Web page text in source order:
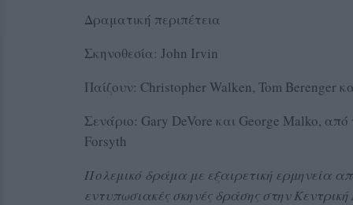
Δραματική περιπέτεια
Σκηνοθεσία: John Irvin
Παίζουν: Christopher Walken, Tom Berenger
Σενάριο: Gary DeVore και George Malko,
Forsyth
Πολεμικό δράμα με εξαιρετική ερμηνεία
εντυπωσιακές σκηνές δράσης στην Κεντρική